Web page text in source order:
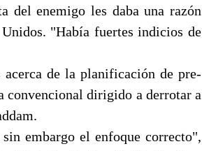
del enemigo les daba una razón
"Había fuertes indicios de
de la planificación de pre-
convencional dirigido a derrotar a
embargo el enfoque correcto",